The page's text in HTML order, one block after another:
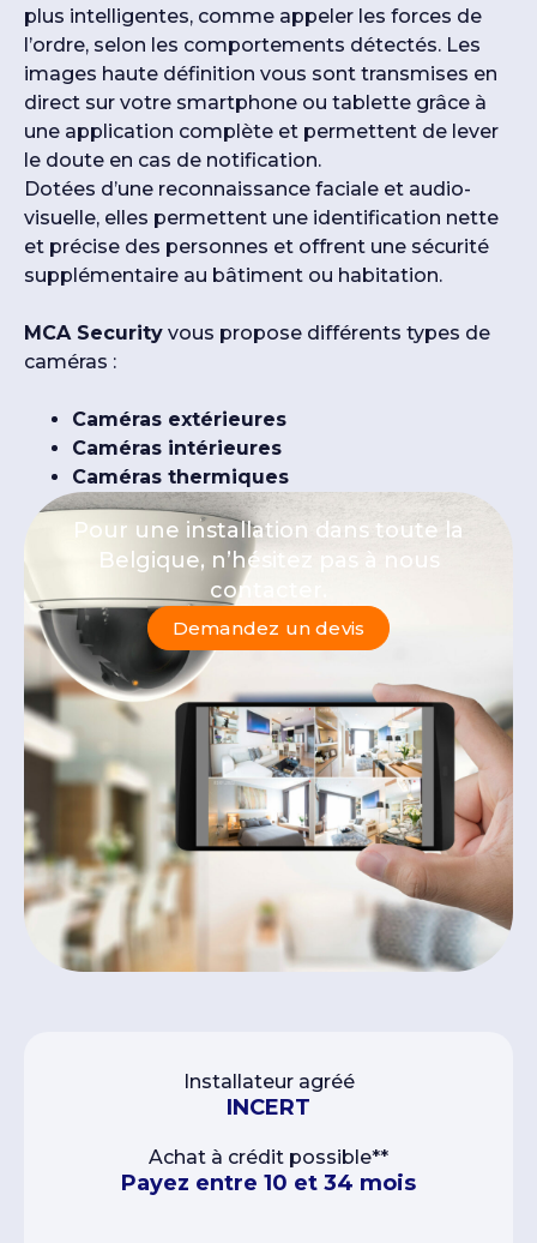
plus intelligentes, comme appeler les forces de
l’ordre, selon les comportements détectés. Les
images haute définition vous sont transmises en
direct sur votre smartphone ou tablette grâce à
une application complète et permettent de lever
le doute en cas de notification.
Dotées d’une reconnaissance faciale et audio-
visuelle, elles permettent une identification nette
et précise des personnes et offrent une sécurité
supplémentaire au bâtiment ou habitation.
MCA Security vous propose différents types de
caméras :
Caméras extérieures
Caméras intérieures
Caméras thermiques
Pour une installation dans toute la
Belgique, n’hésitez pas à nous
contacter.
Demandez un devis
Installateur agréé
INCERT
Achat à crédit possible**
Payez entre 10 et 34 mois